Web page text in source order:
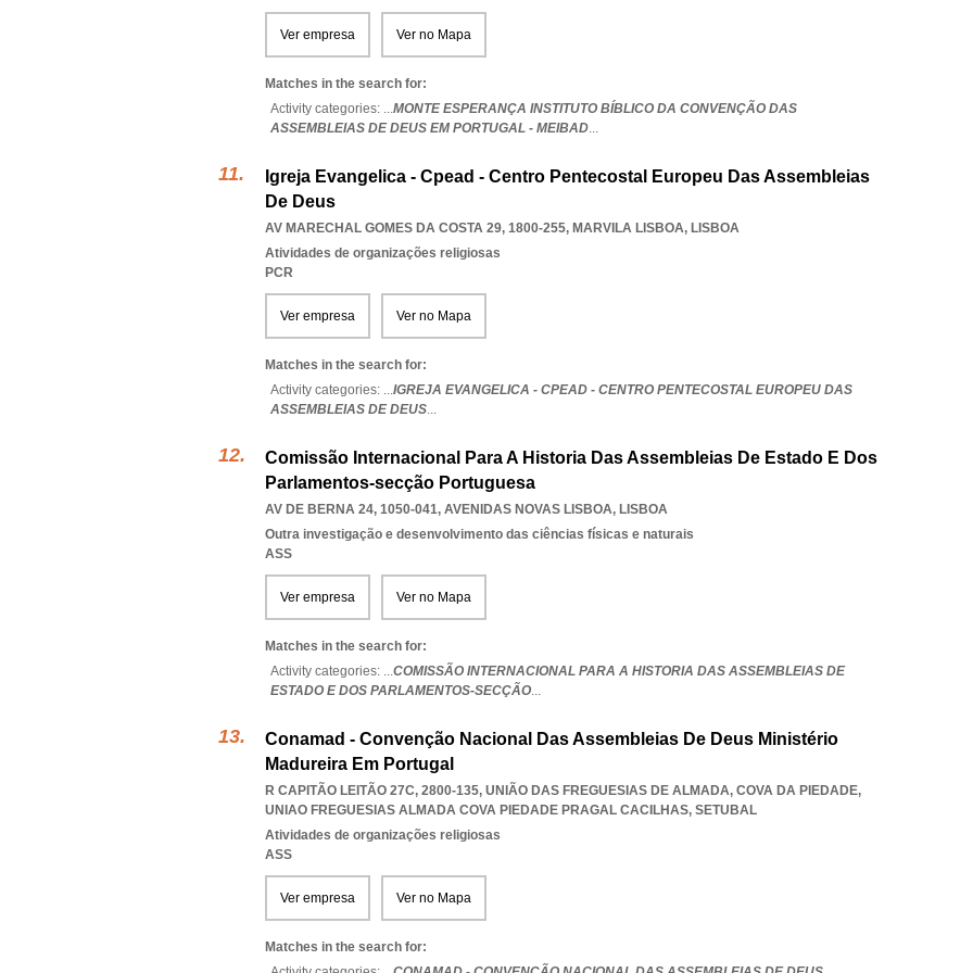
Ver empresa Ver no Mapa
Matches in the search for:
Activity categories: ...MONTE ESPERANÇA INSTITUTO BÍBLICO DA CONVENÇÃO DAS
ASSEMBLEIAS DE DEUS EM PORTUGAL - MEIBAD...
Igreja Evangelica - Cpead - Centro Pentecostal Europeu Das Assembleias
De Deus
AV MARECHAL GOMES DA COSTA 29, 1800-255, MARVILA LISBOA, LISBOA
Atividades de organizações religiosas
PCR
Ver empresa Ver no Mapa
Matches in the search for:
Activity categories: ...IGREJA EVANGELICA - CPEAD - CENTRO PENTECOSTAL EUROPEU DAS
ASSEMBLEIAS DE DEUS...
Comissão Internacional Para A Historia Das Assembleias De Estado E Dos
Parlamentos-secção Portuguesa
AV DE BERNA 24, 1050-041, AVENIDAS NOVAS LISBOA, LISBOA
Outra investigação e desenvolvimento das ciências físicas e naturais
ASS
Ver empresa Ver no Mapa
Matches in the search for:
Activity categories: ...COMISSÃO INTERNACIONAL PARA A HISTORIA DAS ASSEMBLEIAS DE
ESTADO E DOS PARLAMENTOS-SECÇÃO...
Conamad - Convenção Nacional Das Assembleias De Deus Ministério
Madureira Em Portugal
R CAPITÃO LEITÃO 27C, 2800-135, UNIÃO DAS FREGUESIAS DE ALMADA, COVA DA PIEDADE,
UNIAO FREGUESIAS ALMADA COVA PIEDADE PRAGAL CACILHAS, SETUBAL
Atividades de organizações religiosas
ASS
Ver empresa Ver no Mapa
Matches in the search for: